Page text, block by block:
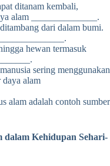
ditanam kembali,
alam ______________.
dari dalam bumi.
hewan termasuk
sering menggunakan
daya alam
alam adalah contoh sumber
dalam Kehidupan Sehari-